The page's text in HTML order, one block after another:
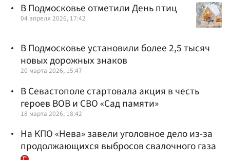
В Подмосковье отметили День птиц
04 апреля 2026, 17:42
В Подмосковье установили более 2,5 тысяч
новых дорожных знаков
20 марта 2026, 15:47
В Севастополе стартовала акция в честь
героев ВОВ и СВО «Сад памяти»
18 марта 2026, 18:42
На КПО «Нева» завели уголовное дело из-за
продолжающихся выбросов свалочного газа